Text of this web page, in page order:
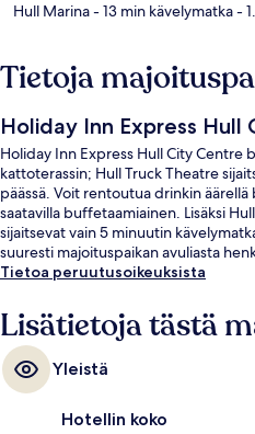
Hull Marina- 13 min kävelymatka-
Tietoja
Holiday Inn Express Hull
Holiday Inn Express Hull City Centre
kattoterassin; Hull Truck Theatre
päässä. Voit rentoutua drinkin
saatavilla buffetaamiainen. Lisäksi
sijaitsevat vain 5 minuutin
suuresti majoituspaikan avuliasta
Tietoa peruutusoikeuksista
Lisätietoja tästä
Yleistä
Hotellin koko